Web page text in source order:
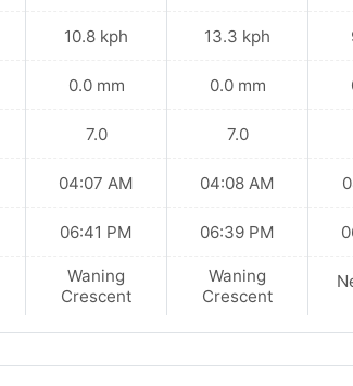
10.8 kph
0.0 mm
7.0
04:07 AM
06:41 PM
Waning
Crescent
13.3 kph
0.0 mm
7.0
04:08 AM
06:39 PM
Waning
Crescent